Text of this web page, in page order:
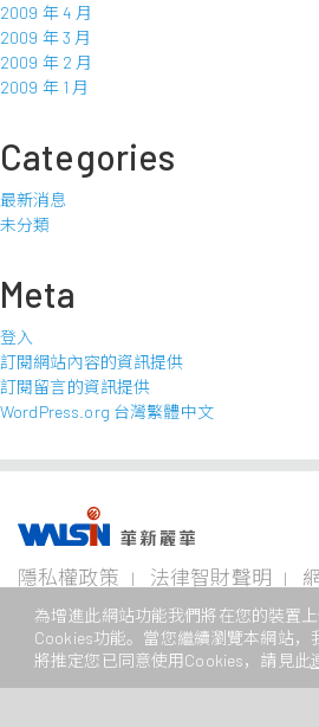
2009 年 4 月
2009 年 3 月
2009 年 2 月
2009 年 1 月
Categories
最新消息
未分類
Meta
登入
訂閱網站內容的資訊提供
訂閱留言的資訊提供
WordPress.org 台灣繁體中文
事業版圖
電線
電纜
事業
不銹鋼事
業
Steeval®
資源
事業
者專
欄
公司治
理
隱私權政策 法律智財聲明
聯絡我們
© 2026 華新麗華股份有
本網站支援Edge、Firefox、Safari及Chrome瀏覽
為增進此網站功能我們將在您的裝置
Cookies功能。當您繼續瀏覽本網站，
將推定您已同意使用Cookies，請見此